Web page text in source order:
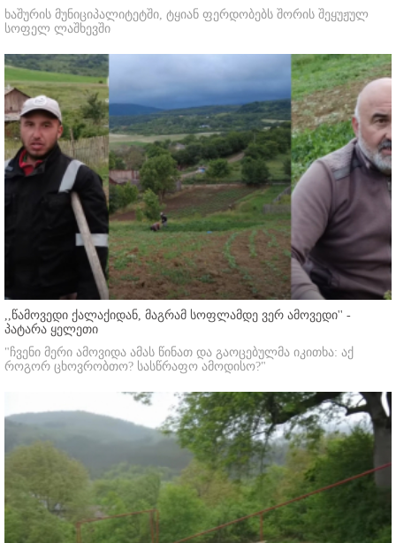
ხაშურის მუნიციპალიტეტში, ტყიან ფერდობებს შორის შეყუჟულ
სოფელ ლაშხევში
,,წამოვედი ქალაქიდან, მაგრამ სოფლამდე ვერ ამოვედი'' -
პატარა ყელეთი
"ჩვენი მერი ამოვიდა ამას წინათ და გაოცებულმა იკითხა: აქ
როგორ ცხოვრობთო? სასწრაფო ამოდისო?"